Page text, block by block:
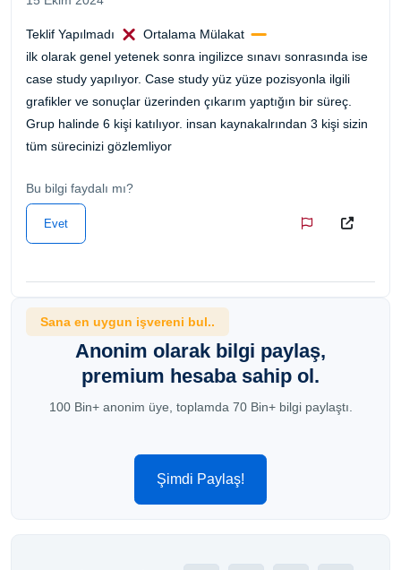
Teklif Yapılmadı
Ortalama Mülakat
ilk olarak genel yetenek sonra ingilizce sınavı sonrasında ise
case study yapılıyor. Case study yüz yüze pozisyonla ilgili
grafikler ve sonuçlar üzerinden çıkarım yaptığın bir süreç.
Grup halinde 6 kişi katılıyor. insan kaynakalrından 3 kişi sizin
tüm sürecinizi gözlemliyor
Bu bilgi faydalı mı?
Evet
Sana en uygun işvereni bul..
Anonim olarak bilgi paylaş,
premium hesaba sahip ol.
100 Bin+ anonim üye, toplamda 70 Bin+ bilgi paylaştı.
Şimdi Paylaş!